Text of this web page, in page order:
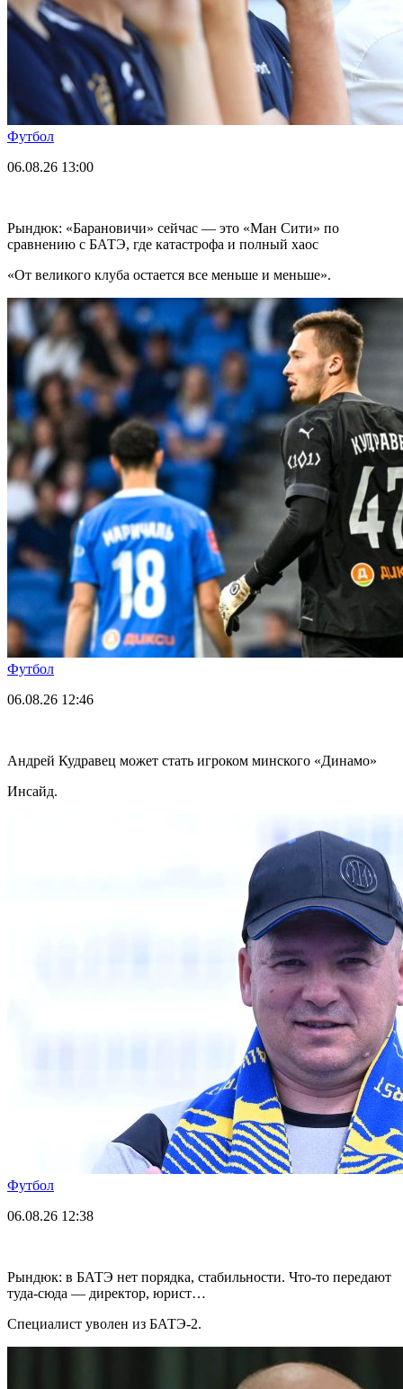
Футбол
06.08.26 13:00
Рындюк: «Барановичи» сейчас — это «Ман Сити» по
сравнению с БАТЭ, где катастрофа и полный хаос
«От великого клуба остается все меньше и меньше».
Футбол
06.08.26 12:46
Андрей Кудравец может стать игроком минского «Динамо»
Инсайд.
Футбол
06.08.26 12:38
Рындюк: в БАТЭ нет порядка, стабильности. Что-то передают
туда-сюда — директор, юрист…
Специалист уволен из БАТЭ-2.